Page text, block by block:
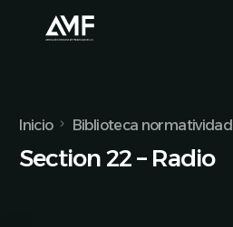
Inicio Biblioteca normatividad
Section 22 – Radio